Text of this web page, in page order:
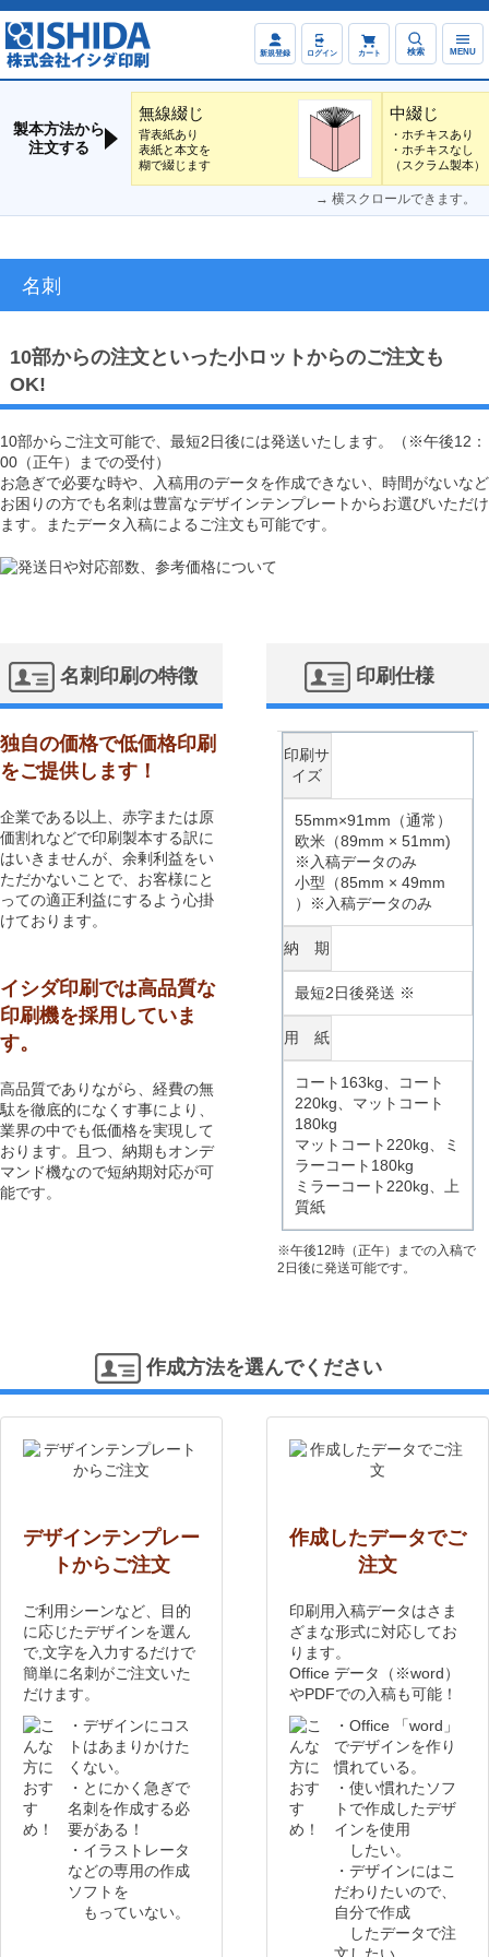
新規登録 ログイン カート 検索 MENU
製本方法から
注文する
無線綴じ
背表紙あり
表紙と本文を
糊で綴じます
中綴じ
・ホチキスあり
・ホチキスなし
（スクラム製本）
→ 横スクロールできます。
名刺
10部からの注文といった小ロットからのご注文も
OK!
10部からご注文可能で、最短2日後には発送いたします。（※午後12：
00（正午）までの受付）
お急ぎで必要な時や、入稿用のデータを作成できない、時間がないなど
お困りの方でも名刺は豊富なデザインテンプレートからお選びいただけ
ます。またデータ入稿によるご注文も可能です。
名刺印刷の特徴
独自の価格で低価格印刷
をご提供します！
企業である以上、赤字または原
価割れなどで印刷製本する訳に
はいきませんが、余剰利益をい
ただかないことで、お客様にと
っての適正利益にするよう心掛
けております。
イシダ印刷では高品質な
印刷機を採用していま
す。
高品質でありながら、経費の無
駄を徹底的になくす事により、
業界の中でも低価格を実現して
おります。且つ、納期もオンデ
マンド機なので短納期対応が可
能です。
印刷仕様
印刷サ
イズ
55mm×91mm（通常）
欧米（89mm × 51mm)
※入稿データのみ
小型（85mm × 49mm
）※入稿データのみ
納 期
最短2日後発送 ※
用 紙
コート163kg、コート
220kg、マットコート
180kg
マットコート220kg、ミ
ラーコート180kg
ミラーコート220kg、上
質紙
※午後12時（正午）までの入稿で
2日後に発送可能です。
作成方法を選んでください
デザインテンプレー
トからご注文
ご利用シーンなど、目的
に応じたデザインを選ん
で,文字を入力するだけで
簡単に名刺がご注文いた
だけます。
・デザインにコス
トはあまりかけた
くない。
・とにかく急ぎで
名刺を作成する必
要がある！
・イラストレータ
などの専用の作成
ソフトを
もっていない。
作成したデータでご
注文
印刷用入稿データはさま
ざまな形式に対応してお
ります。
Office データ（※word）
やPDFでの入稿も可能！
・Office 「word」
でデザインを作り
慣れている。
・使い慣れたソフ
トで作成したデザ
インを使用
したい。
・デザインにはこ
だわりたいので、
自分で作成
したデータで注